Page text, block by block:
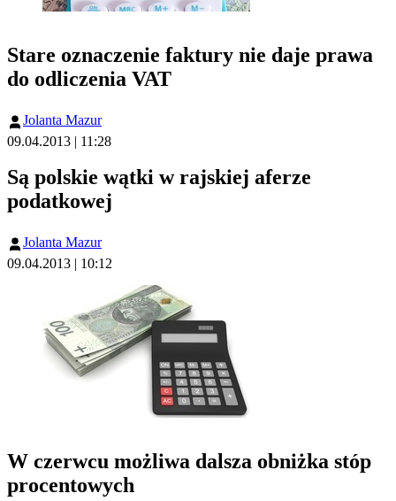
Stare oznaczenie faktury nie daje prawa
do odliczenia VAT
Jolanta Mazur
09.04.2013 | 11:28
Są polskie wątki w rajskiej aferze
podatkowej
Jolanta Mazur
09.04.2013 | 10:12
W czerwcu możliwa dalsza obniżka stóp
procentowych